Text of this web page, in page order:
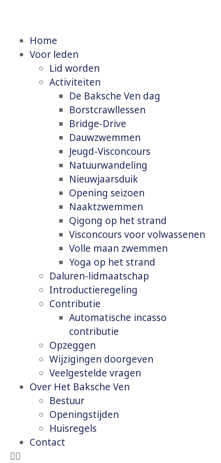
Home
Voor leden
Lid worden
Activiteiten
De Baksche Ven dag
Borstcrawllessen
Bridge-Drive
Dauwzwemmen
Jeugd-Visconcours
Natuurwandeling
Nieuwjaarsduik
Opening seizoen
Naaktzwemmen
Qigong op het strand
Visconcours voor volwassenen
Volle maan zwemmen
Yoga op het strand
Daluren-lidmaatschap
Introductieregeling
Contributie
Automatische incasso
contributie
Opzeggen
Wijzigingen doorgeven
Veelgestelde vragen
Over Het Baksche Ven
Bestuur
Openingstijden
Huisregels
Contact